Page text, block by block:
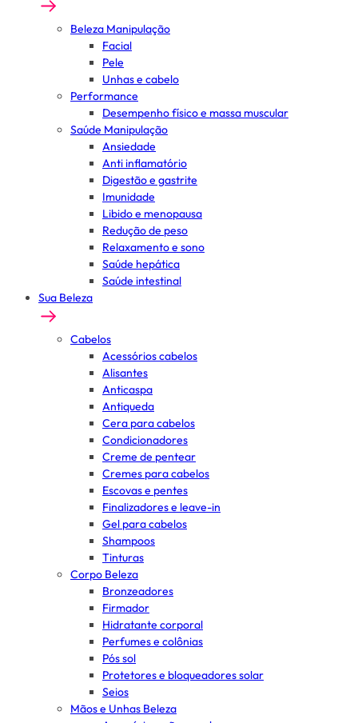
Beleza Manipulação
Facial
Pele
Unhas e cabelo
Performance
Desempenho físico e massa muscular
Saúde Manipulação
Ansiedade
Anti inflamatório
Digestão e gastrite
Imunidade
Libido e menopausa
Redução de peso
Relaxamento e sono
Saúde hepática
Saúde intestinal
Sua Beleza
Cabelos
Acessórios cabelos
Alisantes
Anticaspa
Antiqueda
Cera para cabelos
Condicionadores
Creme de pentear
Cremes para cabelos
Escovas e pentes
Finalizadores e leave-in
Gel para cabelos
Shampoos
Tinturas
Corpo Beleza
Bronzeadores
Firmador
Hidratante corporal
Perfumes e colônias
Pós sol
Protetores e bloqueadores solar
Seios
Mãos e Unhas Beleza